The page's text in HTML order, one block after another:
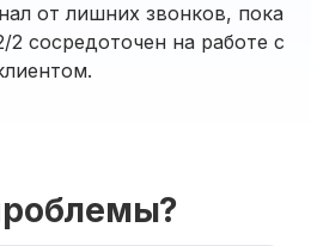
от лишних звонков, пока
2 сосредоточен на работе с